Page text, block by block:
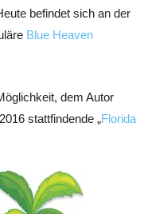
befindet sich an der
Blue Heaven
dem Autor
stattfindende „Florida